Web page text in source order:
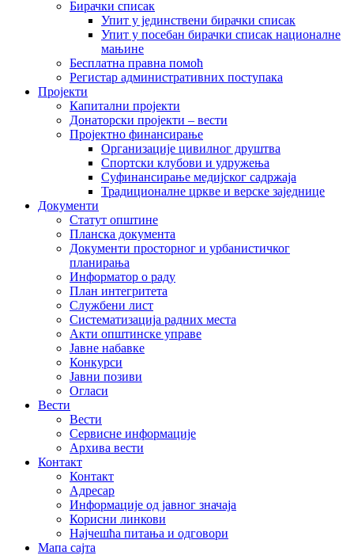
Бирачки списак
Упит у јединствени бирачки списак
Упит у посебан бирачки списак националне
мањине
Бесплатна правна помоћ
Регистар административних поступака
Пројекти
Капитални пројекти
Донаторски пројекти – вести
Пројектно финансирање
Организације цивилног друштва
Спортски клубови и удружења
Суфинансирање медијског садржаја
Традиционалне цркве и верске заједнице
Документи
Статут општине
Планска документа
Документи просторног и урбанистичког
планирања
Информатор о раду
План интегритета
Службени лист
Систематизација радних места
Акти општинске управе
Јавне набавке
Конкурси
Јавни позиви
Огласи
Вести
Вести
Сервисне информације
Архива вести
Контакт
Контакт
Адресар
Информације од јавног значаја
Корисни линкови
Најчешћа питања и одговори
Мапа сајта